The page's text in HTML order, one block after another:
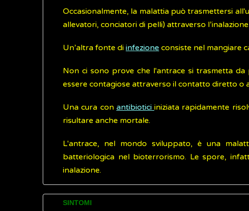
Occasionalmente, la malattia può trasmettersi
allevatori, conciatori di pelli) attraverso
Un’altra fonte di infezione consiste nel mangiare
Non ci sono prove che l'antrace si trasmetta
essere contagiose attraverso il contatto diretto
Una cura con antibioticiiniziata rapidamente
risultare anche mortale.
L'antrace, nel mondo sviluppato, è una
batteriologica nel bioterrorismo. Le spore,
inalazione.
SINTOMI